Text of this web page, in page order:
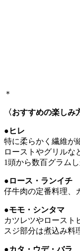
＊
〈おすすめの楽しみ
●ヒレ
特に柔らかく繊維が
ローストやグリルな
1頭から数百グラム
●ロース・ランイチ
仔牛肉の定番料理、
●モモ・シンタマ
カツレツやロースト
スジ部分は煮込み料
●カタ・ウデ・バラ